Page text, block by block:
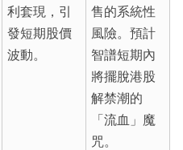
利套現，引
發短期股價
波動。
售的系統性
風險。預計
智譜短期內
將擺脫港股
解禁潮的
「流血」魔
咒。